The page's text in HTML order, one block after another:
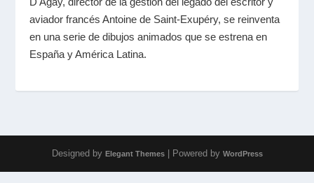
aviador francés Antoine de Saint-Exupéry, se reinventa
en una serie de dibujos animados que se estrena en
España y América Latina.
Designed by Elegant Themes| Powered by WordPress